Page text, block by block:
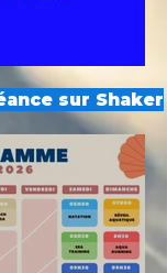
sur Shaker